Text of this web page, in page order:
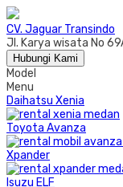
CV. Jaguar Transindo
Jl. Karya wisata No
Hubungi Kami
Model
Menu
Daihatsu Xenia
Toyota Avanza
Xpander
Isuzu ELF